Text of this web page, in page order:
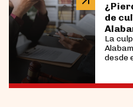
de
La
desde